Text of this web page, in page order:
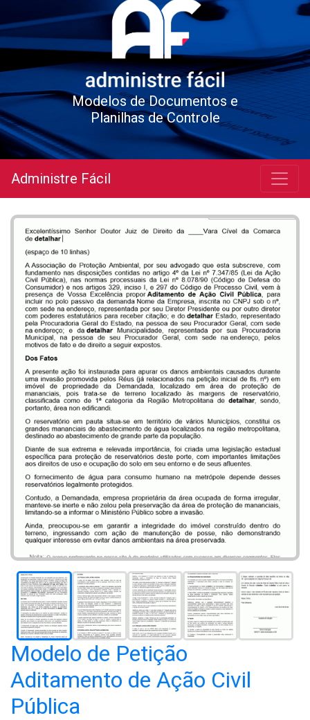
Modelos de Documentos e
Planilhas de Controle
Administre Fácil
Modelo de Petição
Aditamento de Ação Civil
Pública